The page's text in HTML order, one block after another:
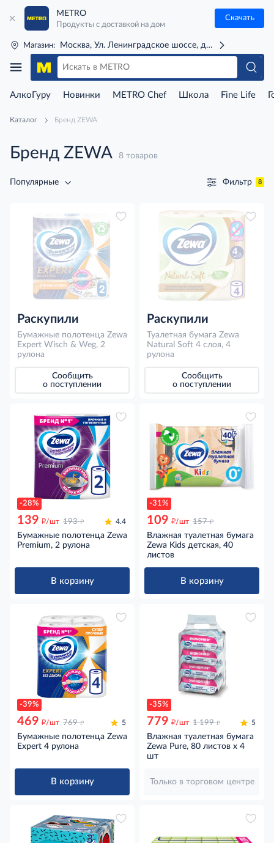
METRO
Продукты с доставкой на дом
Скачать
Магазин: Москва, Ул. Ленинградское шоссе, д. 71Г (м. Речной
АлкоГуру Новинки METRO Chef Школа Fine Life
Каталог Бренд ZEWA
Бренд ZEWA 8 товаров
Популярные Фильтр 8
Раскупили
Бумажные полотенца Zewa
Expert Wisch & Weg, 2
рулона
Сообщить
о поступлении
Раскупили
Туалетная бумага Zewa
Natural Soft 4 слоя, 4
рулона
Сообщить
о поступлении
-28%
139 д/шт 193 д 4.4
Бумажные полотенца Zewa
Premium, 2 рулона
В корзину
-31%
109 д/шт 157 д
Влажная туалетная бумага
Zewa Kids детская, 40
листов
В корзину
-39%
469 д/шт 769 д 5
Бумажные полотенца Zewa
Expert 4 рулона
В корзину
-35%
779 д/шт 1 199 д 5
Влажная туалетная бумага
Zewa Pure, 80 листов х 4
шт
Только в торговом центре